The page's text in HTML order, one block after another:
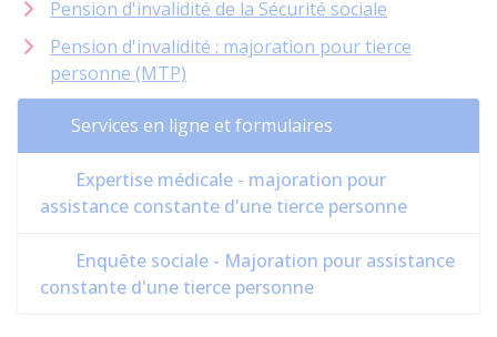
Pension d'invalidité de la Sécurité sociale
Pension d'invalidité : majoration pour tierce
personne (MTP)
Services en ligne et formulaires
Expertise médicale - majoration pour
assistance constante d'une tierce personne
Enquête sociale - Majoration pour assistance
constante d'une tierce personne